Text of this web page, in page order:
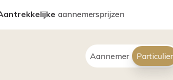
aannemersprijzen
Aannemer Particulier